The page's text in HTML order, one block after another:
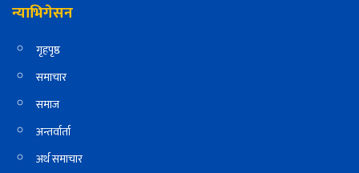
न्याभिगेसन
गृहपृष्ठ
समाचार
समाज
अन्तर्वार्ता
अर्थ समाचार